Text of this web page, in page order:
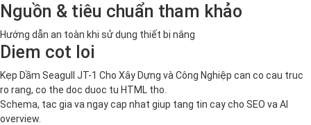
Nguồn & tiêu chuẩn tham khảo
Hướng dẫn an toàn khi sử dụng thiết bị nâng
Diem cot loi
Kẹp Dầm Seagull JT-1 Cho Xây Dựng và Công Nghiệp can co cau truc
ro rang, co the doc duoc tu HTML tho.
Schema, tac gia va ngay cap nhat giup tang tin cay cho SEO va AI
overview.